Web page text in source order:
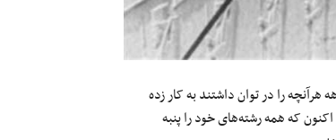
را در توان داشتند به کار زده
اکنون که همه رشته‌های خود را پنبه